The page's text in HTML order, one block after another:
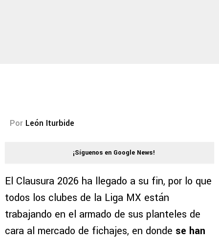
Por León Iturbide
¡Síguenos en Google News!
El Clausura 2026 ha llegado a su fin, por lo que
todos los clubes de la Liga MX están
trabajando en el armado de sus planteles de
cara al mercado de fichajes, en donde se han